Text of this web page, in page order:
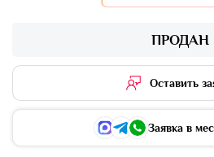
ПРОДАН
Оставить
Заявка в